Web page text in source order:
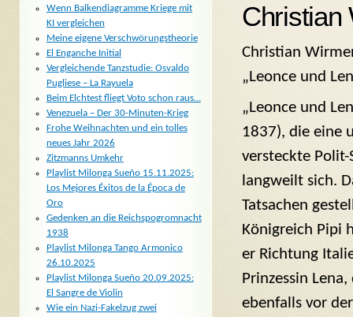
Christian
Christian
„Leonce und
„Leonce und
1837), die eine
versteckte Polit-
langweilt sich.
Tatsachen
Königreich Pipi
er Richtung
Prinzessin
ebenfalls vor
Wenn Balkendiagramme Kriege mit
KI vergleichen
Meine eigene Verschwörungstheorie
El Enganche Initial
Vergleichende Tanzstudie: Osvaldo
Pugliese – La Rayuela
Beim Elchtest fliegt Voto schon raus…
Venezuela – Der 30-Minuten-Krieg
Frohe Weihnachten und ein tolles
neues Jahr 2026
Zitzmanns Umkehr
Playlist Milonga Sueño 15.11.2025:
Los Mejores Éxitos de la Época de
Oro
Gedenken an die Reichspogromnacht
1938
Playlist Milonga Tango Armonico
26.10.2025
Playlist Milonga Sueño 20.09.2025:
El Sangre de Violin
Wie ein Nazi-Fakelzug zwei